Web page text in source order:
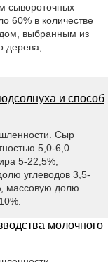
сывороточных
60% в количестве
выбранным из
дерева,
и способ
Сыр
5,0-6,0
5-22,5%,
углеводов 3,5-
массовую долю
молочного